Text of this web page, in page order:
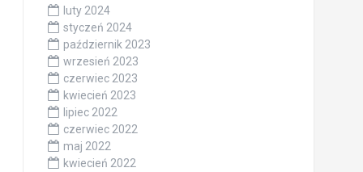
luty 2024
styczeń 2024
październik 2023
wrzesień 2023
czerwiec 2023
kwiecień 2023
lipiec 2022
czerwiec 2022
maj 2022
kwiecień 2022